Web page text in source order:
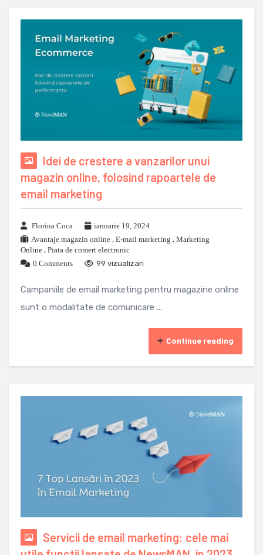
Idei de crestere a vanzarilor unui
magazin online, folosind rapoartele de
email marketing
Florina Coca
ianuarie 19, 2024
Avantaje magazin online , E-mail marketing , Marketing
Online , Piata de comert electronic
0 Comments
99 vizualizari
Campaniile de email marketing pentru magazine online
sunt o modalitate de comunicare ...
Continue reading
Servicii de email marketing: cele mai